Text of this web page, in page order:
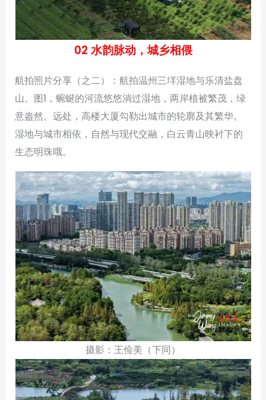
02 水韵脉动，城乡相偎
航拍照片分享（之二）：航拍温州三垟湿地与乐清盐盘
山。图1，蜿蜒的河流悠悠淌过湿地，两岸植被繁茂，绿
意盎然。远处，高楼大厦勾勒出城市的轮廓及其繁华。
湿地与城市相依，自然与现代交融，白云青山映衬下的
生态明珠哦。
摄影：王俭美（下同）